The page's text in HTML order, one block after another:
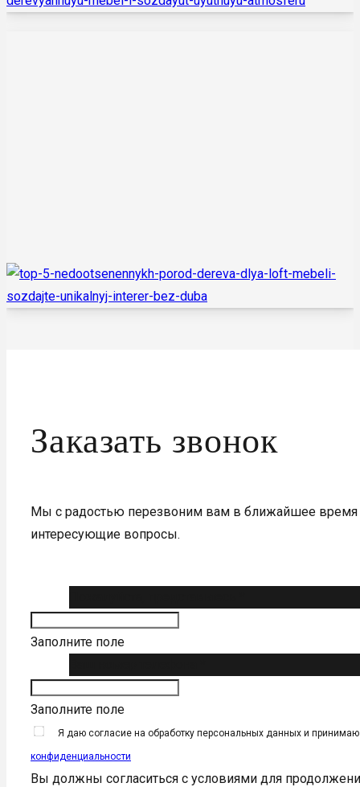
Заказать звонок
Мы с радостью перезвоним вам в ближайшее время
интересующие вопросы.
Заполните поле
Заполните поле
Я даю согласие на обработку персональных данных и
конфиденциальности
Вы должны согласиться с условиями для